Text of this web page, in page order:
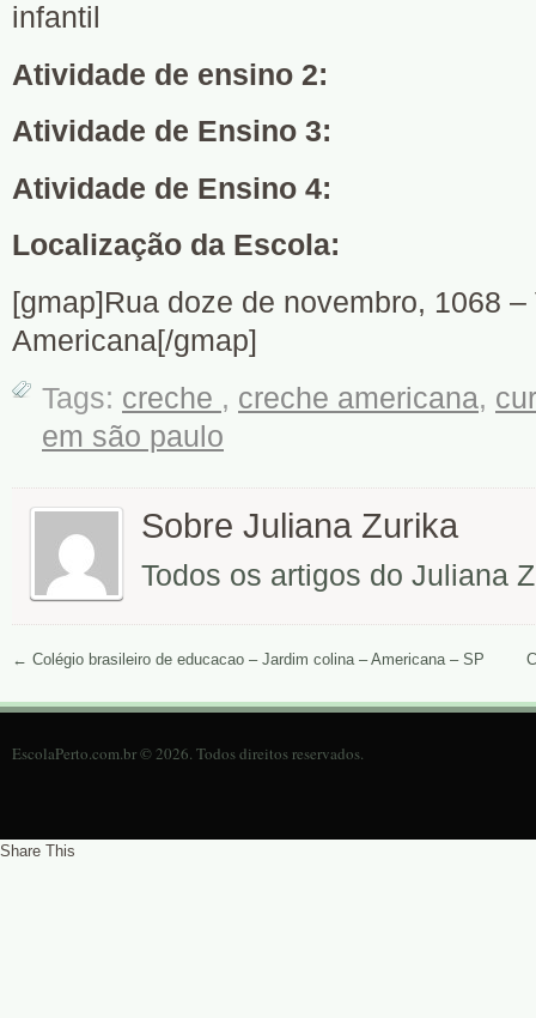
infantil
Atividade de ensino 2:
Atividade de Ensino 3:
Atividade de Ensino 4:
Localização da Escola:
[gmap]Rua doze de novembro, 1068
Americana[/gmap]
Tags: creche , creche americana,
em são paulo
Sobre Juliana Zurika
Todos os artigos do Juliana
← Colégio brasileiro de educacao – Jardim colina – Americana – SP
EscolaPerto.com.br © 2026. Todos direitos reservados.
Share This